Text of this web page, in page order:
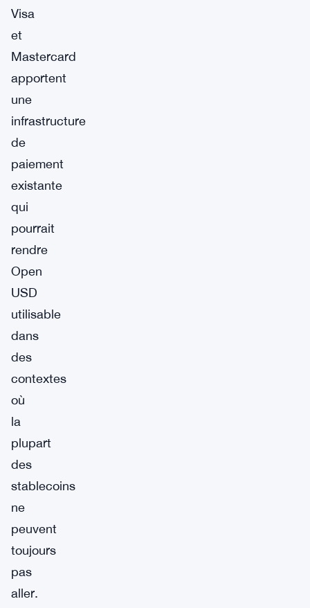
Visa
et
Mastercard
apportent
une
infrastructure
de
paiement
existante
qui
pourrait
rendre
Open
USD
utilisable
dans
des
contextes
où
la
plupart
des
stablecoins
ne
peuvent
toujours
pas
aller.